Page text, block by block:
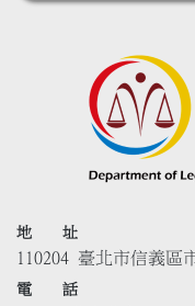
地 址
110204 臺北市信義區
電 話